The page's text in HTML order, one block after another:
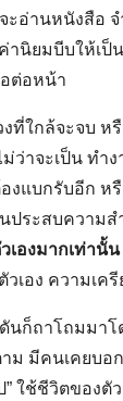
อ่านหนังสือ จ
นิยมบีบให้เป็
ต่อหน้า
ที่ใกล้จะจบ
ว่าจะเป็น ทำ
แบกรับอีก ห
ระสบความสำ
เองมากเท่านั้น
เอง ความเค
นก็ถาโถมมา
ม มีคนเคยบอ
ใช้ชีวิตของตั